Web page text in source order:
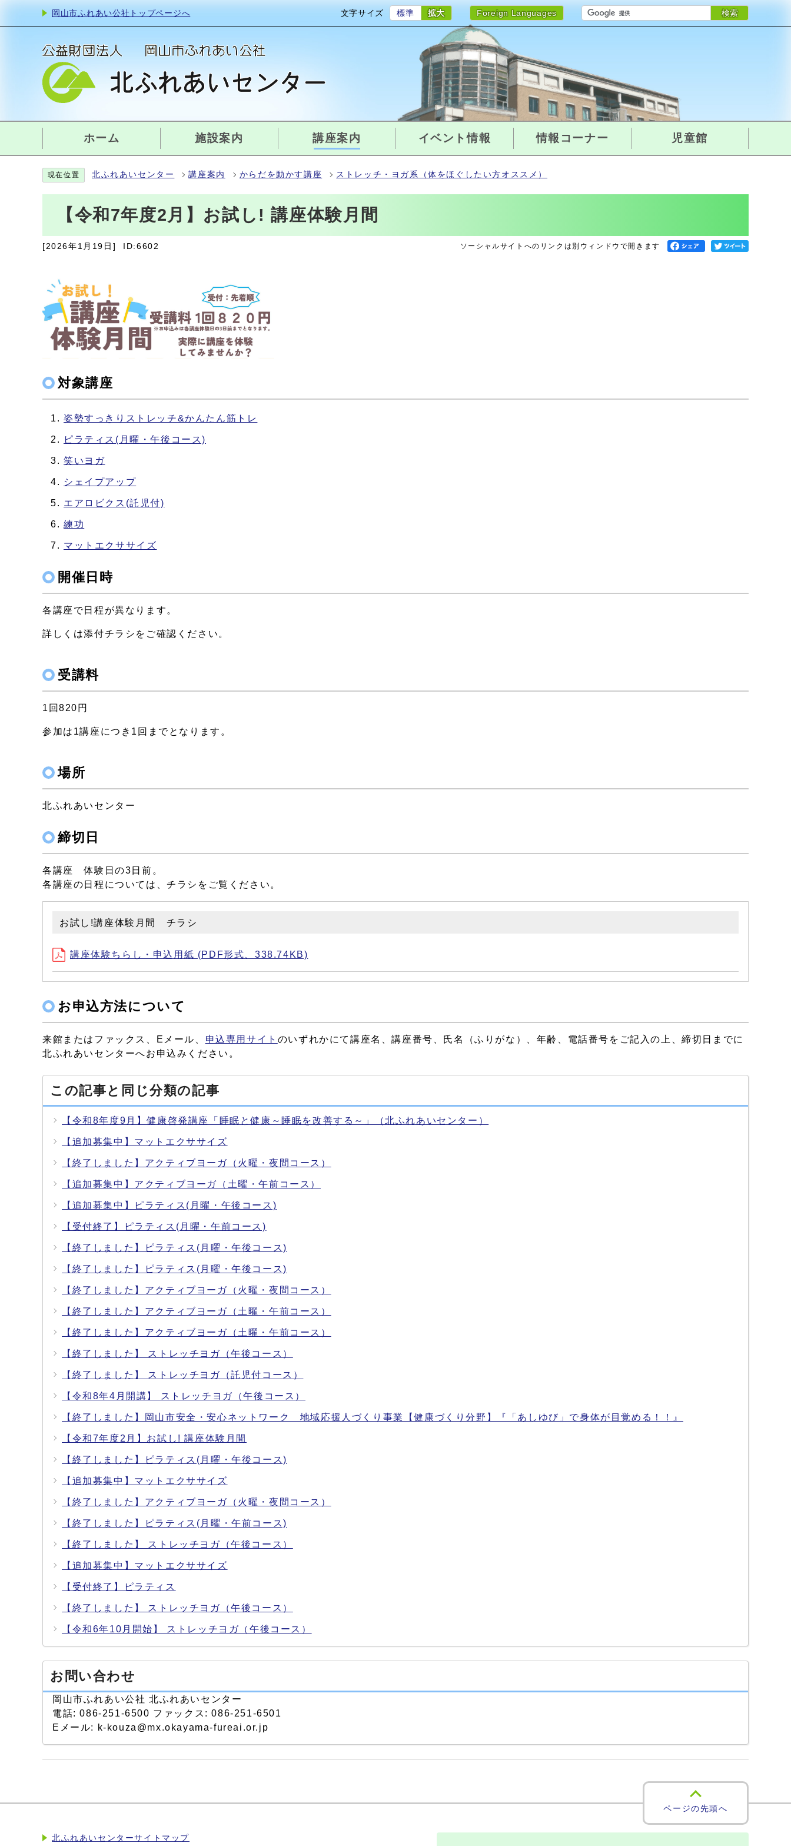
岡山市ふれあい公社トップページへ 文字サイズ 標準 拡大 Foreign Languages 検索
ホーム 施設案内 講座案内 イベント情報 情報コーナー 児童館
現在位置 北ふれあいセンター 講座案内 からだを動かす講座 ストレッチ・ヨガ系（体をほぐしたい方オススメ）
【令和7年度2月】お試し! 講座体験月間
[2026年1月19日] ID:6602 ソーシャルサイトへのリンクは別ウィンドウで開きます
対象講座
姿勢すっきりストレッチ&かんたん筋トレ
ピラティス(月曜・午後コース)
笑いヨガ
シェイプアップ
エアロビクス(託児付)
練功
マットエクササイズ
開催日時
各講座で日程が異なります。
詳しくは添付チラシをご確認ください。
受講料
1回820円
参加は1講座につき1回までとなります。
場所
北ふれあいセンター
締切日
各講座 体験日の3日前。
各講座の日程については、チラシをご覧ください。
お試し!講座体験月間 チラシ
講座体験ちらし・申込用紙 (PDF形式、338.74KB)
お申込方法について
来館またはファックス、Eメール、 申込専用サイト のいずれかにて講座名、講座番号、氏名（ふりがな）、年齢、電話番号をご記入の上、締切日までに
北ふれあいセンターへお申込みください。
この記事と同じ分類の記事
【令和8年度9月】健康啓発講座「睡眠と健康～睡眠を改善する～」（北ふれあいセンター）
【追加募集中】マットエクササイズ
【終了しました】アクティブヨーガ（火曜・夜間コース）
【追加募集中】アクティブヨーガ（土曜・午前コース）
【追加募集中】ピラティス(月曜・午後コース)
【受付終了】ピラティス(月曜・午前コース)
【終了しました】ピラティス(月曜・午後コース)
【終了しました】ピラティス(月曜・午後コース)
【終了しました】アクティブヨーガ（火曜・夜間コース）
【終了しました】アクティブヨーガ（土曜・午前コース）
【終了しました】アクティブヨーガ（土曜・午前コース）
【終了しました】 ストレッチヨガ（午後コース）
【終了しました】 ストレッチヨガ（託児付コース）
【令和8年4月開講】 ストレッチヨガ（午後コース）
【終了しました】岡山市安全・安心ネットワーク 地域応援人づくり事業【健康づくり分野】『「あしゆび」で身体が目覚める！！』
【令和7年度2月】お試し! 講座体験月間
【終了しました】ピラティス(月曜・午後コース)
【追加募集中】マットエクササイズ
【終了しました】アクティブヨーガ（火曜・夜間コース）
【終了しました】ピラティス(月曜・午前コース)
【終了しました】 ストレッチヨガ（午後コース）
【追加募集中】マットエクササイズ
【受付終了】ピラティス
【終了しました】 ストレッチヨガ（午後コース）
【令和6年10月開始】 ストレッチヨガ（午後コース）
お問い合わせ
岡山市ふれあい公社 北ふれあいセンター
電話: 086-251-6500 ファックス: 086-251-6501
Eメール: k-kouza@mx.okayama-fureai.or.jp
ページの先頭へ
北ふれあいセンターサイトマップ